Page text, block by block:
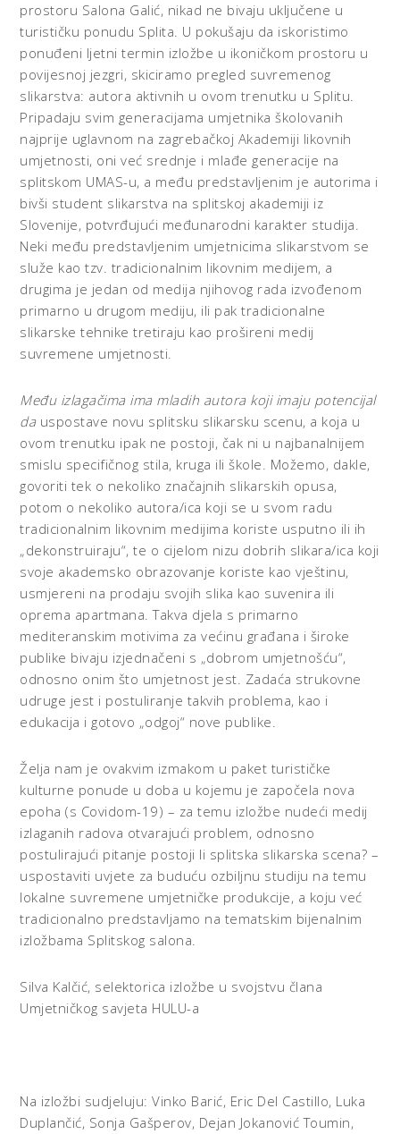
prostoru Salona Galić, nikad ne bivaju uključene u
turističku ponudu Splita. U pokušaju da iskoristimo
ponuđeni ljetni termin izložbe u ikoničkom prostoru u
povijesnoj jezgri, skiciramo pregled suvremenog
slikarstva: autora aktivnih u ovom trenutku u Splitu.
Pripadaju svim generacijama umjetnika školovanih
najprije uglavnom na zagrebačkoj Akademiji likovnih
umjetnosti, oni već srednje i mlađe generacije na
splitskom UMAS-u, a među predstavljenim je autorima i
bivši student slikarstva na splitskoj akademiji iz
Slovenije, potvrđujući međunarodni karakter studija.
Neki među predstavljenim umjetnicima slikarstvom se
služe kao tzv. tradicionalnim likovnim medijem, a
drugima je jedan od medija njihovog rada izvođenom
primarno u drugom mediju, ili pak tradicionalne
slikarske tehnike tretiraju kao prošireni medij
suvremene umjetnosti.
Među izlagačima ima mladih autora koji imaju potencijal
da uspostave novu splitsku slikarsku scenu, a koja u
ovom trenutku ipak ne postoji, čak ni u najbanalnijem
smislu specifičnog stila, kruga ili škole. Možemo, dakle,
govoriti tek o nekoliko značajnih slikarskih opusa,
potom o nekoliko autora/ica koji se u svom radu
tradicionalnim likovnim medijima koriste usputno ili ih
„dekonstruiraju“, te o cijelom nizu dobrih slikara/ica koji
svoje akademsko obrazovanje koriste kao vještinu,
usmjereni na prodaju svojih slika kao suvenira ili
oprema apartmana. Takva djela s primarno
mediteranskim motivima za većinu građana i široke
publike bivaju izjednačeni s „dobrom umjetnošću“,
odnosno onim što umjetnost jest. Zadaća strukovne
udruge jest i postuliranje takvih problema, kao i
edukacija i gotovo „odgoj“ nove publike.
Želja nam je ovakvim izmakom u paket turističke
kulturne ponude u doba u kojemu je započela nova
epoha (s Covidom-19) – za temu izložbe nudeći medij
izlaganih radova otvarajući problem, odnosno
postulirajući pitanje postoji li splitska slikarska scena? –
uspostaviti uvjete za buduću ozbiljnu studiju na temu
lokalne suvremene umjetničke produkcije, a koju već
tradicionalno predstavljamo na tematskim bijenalnim
izložbama Splitskog salona.
Silva Kalčić, selektorica izložbe u svojstvu člana
Umjetničkog savjeta HULU-a
Na izložbi sudjeluju: Vinko Barić, Eric Del Castillo, Luka
Duplančić, Sonja Gašperov, Dejan Jokanović Toumin,